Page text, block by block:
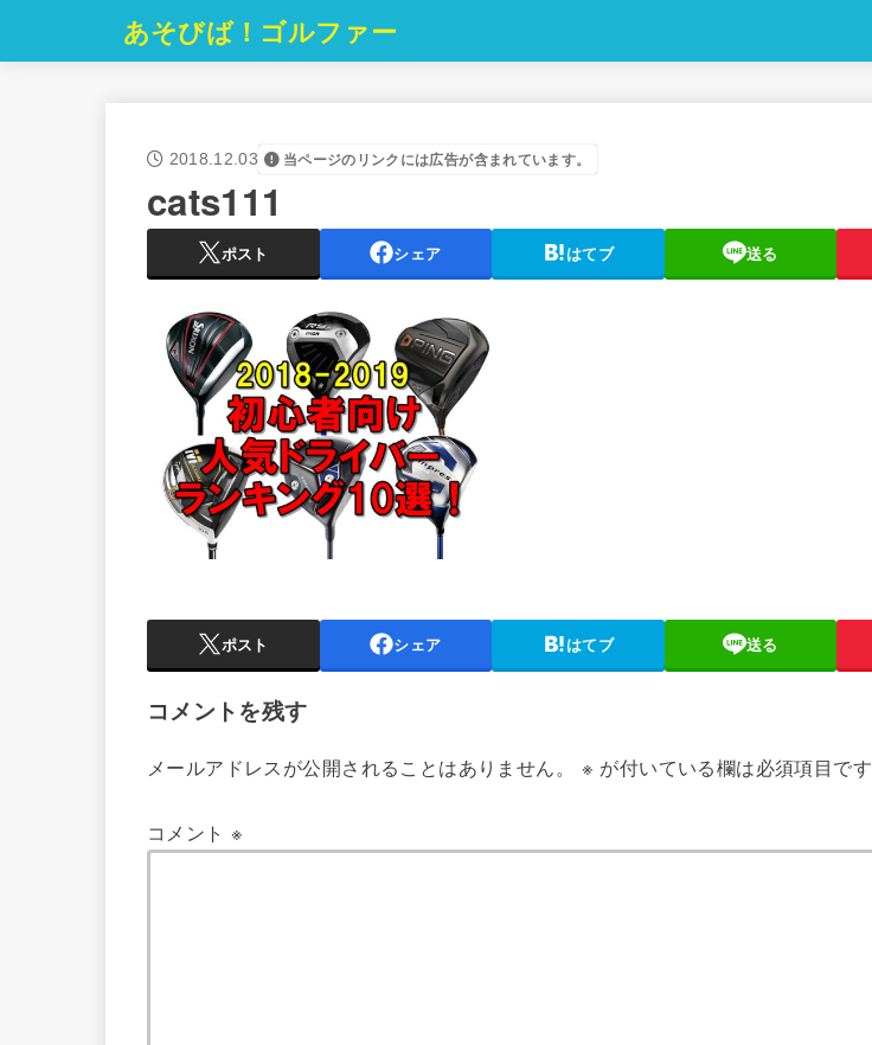
あそびば！ゴルファー
2018.12.03 当ページのリンクには広告が含まれています。
cats111
ポスト シェア はてブ 送る
ポスト シェア はてブ 送る
コメントを残す
メールアドレスが公開されることはありません。 ※ が付いている欄は必須項目です
コメント※